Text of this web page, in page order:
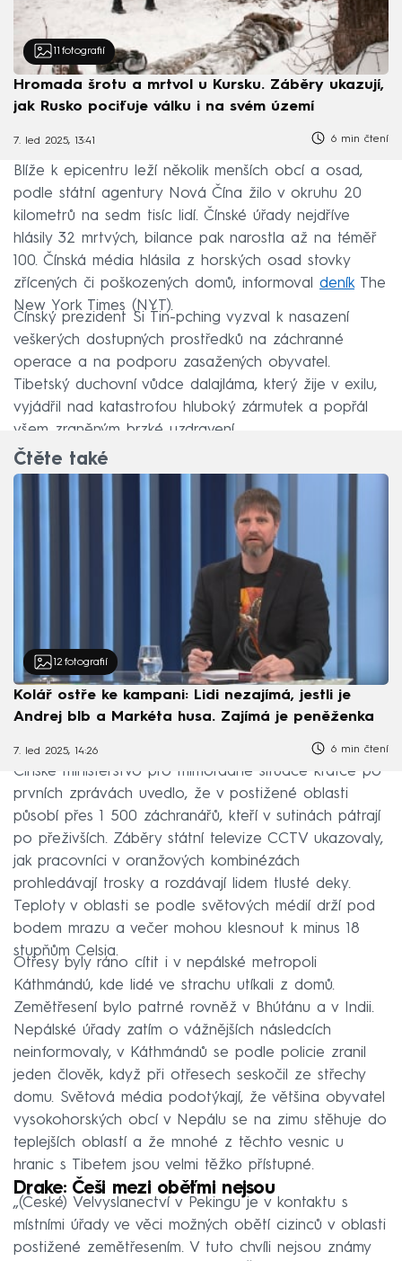
fotografií
Hromada šrotu a mrtvol u Kursku. Záběry ukazují,
jak Rusko pociťuje válku i na svém území
7. led 2025, 13:41 6 min čtení
Blíže k epicentru leží několik menších obcí a osad,
podle státní agentury Nová Čína žilo v okruhu 20
kilometrů na sedm tisíc lidí. Čínské úřady nejdříve
hlásily 32 mrtvých, bilance pak narostla až na téměř
100. Čínská média hlásila z horských osad stovky
zřícených či poškozených domů, informoval deníkThe
New York Times (NYT).
Čínský prezident Si Ťin-pching vyzval k nasazení
veškerých dostupných prostředků na záchranné
operace a na podporu zasažených obyvatel.
Tibetský duchovní vůdce dalajláma, který žije v exilu,
vyjádřil nad katastrofou hluboký zármutek a popřál
všem zraněným brzké uzdravení.
Čtěte také
12 fotografií
Kolář ostře ke kampani: Lidi nezajímá, jestli je
Andrej blb a Markéta husa. Zajímá je peněženka
7. led 2025, 14:26 6 min čtení
Čínské ministerstvo pro mimořádné situace krátce po
prvních zprávách uvedlo, že v postižené oblasti
působí přes 1 500 záchranářů, kteří v sutinách pátrají
po přeživších. Záběry státní televize CCTV ukazovaly,
jak pracovníci v oranžových kombinézách
prohledávají trosky a rozdávají lidem tlusté deky.
Teploty v oblasti se podle světových médií drží pod
bodem mrazu a večer mohou klesnout k minus 18
stupňům Celsia.
Otřesy byly ráno cítit i v nepálské metropoli
Káthmándú, kde lidé ve strachu utíkali z domů.
Zemětřesení bylo patrné rovněž v Bhútánu a v Indii.
Nepálské úřady zatím o vážnějších následcích
neinformovaly, v Káthmándů se podle policie zranil
jeden člověk, když při otřesech seskočil ze střechy
domu. Světová média podotýkají, že většina obyvatel
vysokohorských obcí v Nepálu se na zimu stěhuje do
teplejších oblastí a že mnohé z těchto vesnic u
hranic s Tibetem jsou velmi těžko přístupné.
Drake: Češi mezi oběťmi nejsou
„(České) Velvyslanectví v Pekingu je v kontaktu s
místními úřady ve věci možných obětí cizinců v oblasti
postižené zemětřesením. V tuto chvíli nejsou známy